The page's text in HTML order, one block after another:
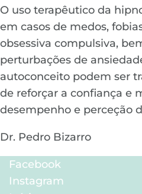
O uso terapêutico da
em casos de medos,
obsessiva compulsiva,
perturbações de
autoconceito podem ser
de reforçar a confiança e
desempenho e perceção
Dr. Pedro Bizarro
Facebook
Instagram